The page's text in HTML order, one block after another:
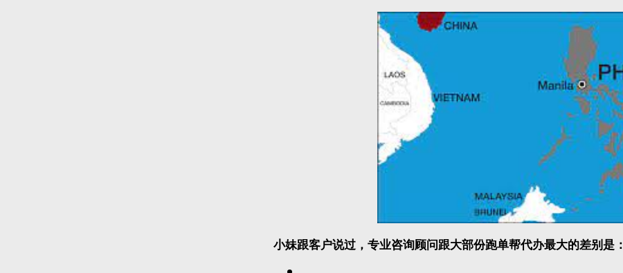
小妹跟客户说过，专业咨询顾问跟大部份跑单帮代办最大的差别是：